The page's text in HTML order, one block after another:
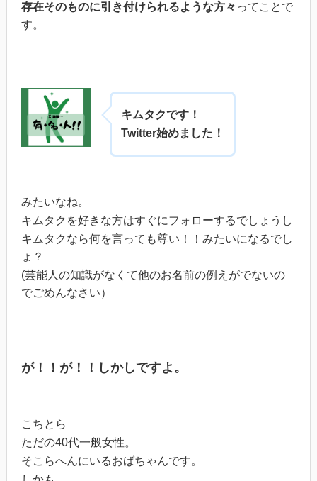
存在そのものに引き付けられるような方々 ってことで
す。
キムタクです！
Twitter始めました！
みたいなね。
キムタクを好きな方はすぐにフォローするでしょうし
キムタクなら何を言っても尊い！！みたいになるでし
ょ？
(芸能人の知識がなくて他のお名前の例えがでないの
でごめんなさい）
が！！が！！しかしですよ。
こちとら
ただの40代一般女性。
そこらへんにいるおばちゃんです。